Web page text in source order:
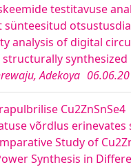
testitavuse
analysis of digital
synthesized
Adekoya
Cu2ZnSnSe4
võrdlus erinevates
Study of
Synthesis in